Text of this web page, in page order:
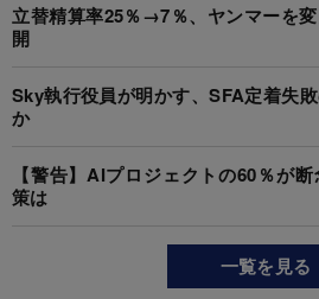
立替精算率25％→7％、ヤンマーを
開
Sky執行役員が明かす、SFA定着失
か
【警告】AIプロジェクトの60％が
策は
一覧を見る